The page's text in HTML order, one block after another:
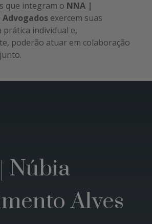
que integram o NNA |
exercem suas
prática individual e,
poderão atuar em colaboração
Núbia
Alves